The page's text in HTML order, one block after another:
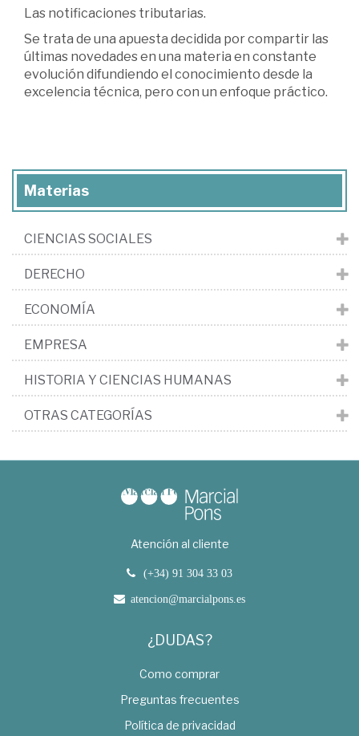
Las notificaciones tributarias.
Se trata de una apuesta decidida por compartir las
últimas novedades en una materia en constante
evolución difundiendo el conocimiento desde la
excelencia técnica, pero con un enfoque práctico.
Materias
CIENCIAS SOCIALES
DERECHO
ECONOMÍA
EMPRESA
HISTORIA Y CIENCIAS HUMANAS
OTRAS CATEGORÍAS
Atención al cliente
(+34) 91 304 33 03
atencion@marcialpons.es
¿DUDAS?
Como comprar
Preguntas frecuentes
Política de privacidad